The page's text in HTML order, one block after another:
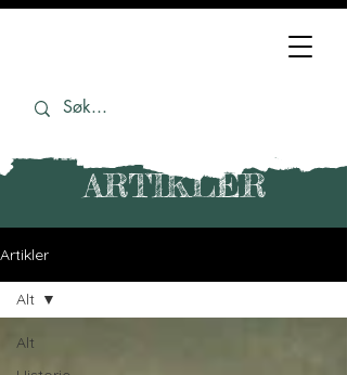
ARTIKLER
Artikler
Alt
Alt